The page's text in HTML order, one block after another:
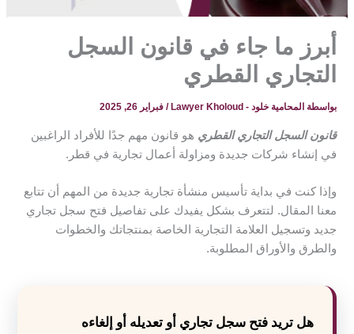
أبرز ما جاء في قانون السجل
التجاري القطري
بواسطة المحامية خلود - Lawyer Kholoud /فبراير 26, 2025
قانون السجل التجاري القطري هو قانون مهم جدًا للأفراد الراغبين
في إنشاء شركات جديدة ومزاولة أعمال تجارية في قطر.
وإذا كنت في بداية تأسيس منشأة تجارية جديدة من المهم أن تتابع
معنا المقال. لتتعرف بشكل يفيدك على تفاصيل فتح سجل تجاري
جديد وتسجيل العلامة التجارية الخاصة بمنتجاتك والخطوات
والطرق والأوراق المطلوبة.
هل تريد فتح سجل تجاري أو تعديله أو إلغاءه